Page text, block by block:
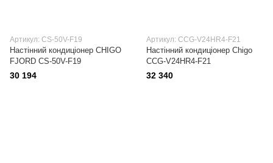
Артикул: CS-50V-F19
Настінний кондиціонер CHIGO
FJORD CS-50V-F19
30 194
Артикул: CCG-V24HR4-F21
Настінний кондиціонер Сhigo
CCG-V24HR4-F21
32 340